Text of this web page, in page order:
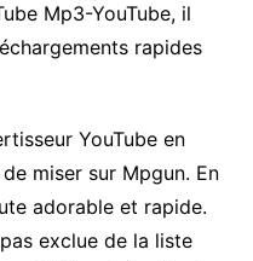
Mp3-YouTube, il
rapides
YouTube en
miser sur Mpgun. En
adorable et rapide.
exclue de la liste